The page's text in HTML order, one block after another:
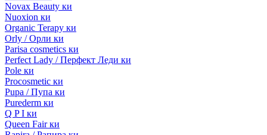
Novax Beauty ки
Nuoxion ки
Organic Terapy ки
Orly / Орли ки
Parisa cosmetics ки
Perfect Lady / Перфект Леди ки
Pole ки
Procosmetic ки
Pupa / Пупа ки
Purederm ки
Q P I ки
Queen Fair ки